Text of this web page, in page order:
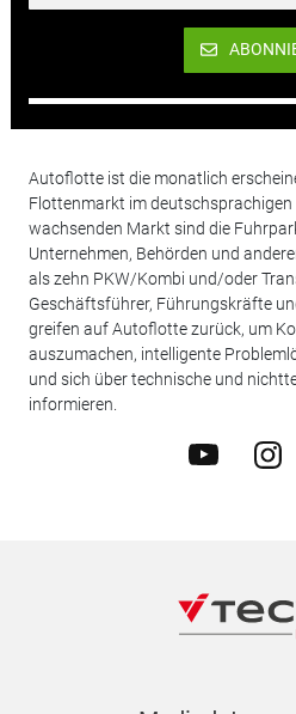
Autoflotte ist die monatlich
Flottenmarkt im deutschsprachigen
wachsenden Markt sind die
Unternehmen, Behörden und
als zehn PKW/Kombi und/oder
Geschäftsführer, Führungskräfte
greifen auf Autoflotte zurück, um
auszumachen, intelligente
und sich über technische und
informieren.